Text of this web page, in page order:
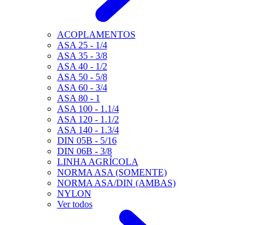
ACOPLAMENTOS
ASA 25 - 1/4
ASA 35 - 3/8
ASA 40 - 1/2
ASA 50 - 5/8
ASA 60 - 3/4
ASA 80 - 1
ASA 100 - 1.1/4
ASA 120 - 1.1/2
ASA 140 - 1.3/4
DIN 05B - 5/16
DIN 06B - 3/8
LINHA AGRÍCOLA
NORMA ASA (SOMENTE)
NORMA ASA/DIN (AMBAS)
NYLON
Ver todos